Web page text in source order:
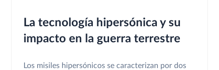
La tecnología hipersónica y su
impacto en la guerra terrestre
Los misiles hipersónicos se caracterizan por dos